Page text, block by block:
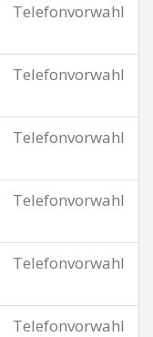
Telefonvorwahl
Telefonvorwahl
Telefonvorwahl
Telefonvorwahl
Telefonvorwahl
Telefonvorwahl